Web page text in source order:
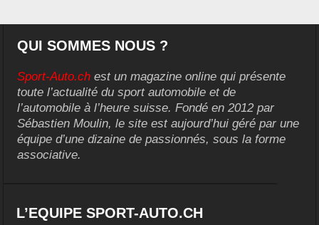
QUI SOMMES NOUS ?
Sport-Auto.ch est un magazine online qui présente
toute l’actualité du sport automobile et de
l’automobile à l’heure suisse. Fondé en 2012 par
Sébastien Moulin, le site est aujourd’hui géré par une
équipe d’une dizaine de passionnés, sous la forme
associative.
L’EQUIPE SPORT-AUTO.CH